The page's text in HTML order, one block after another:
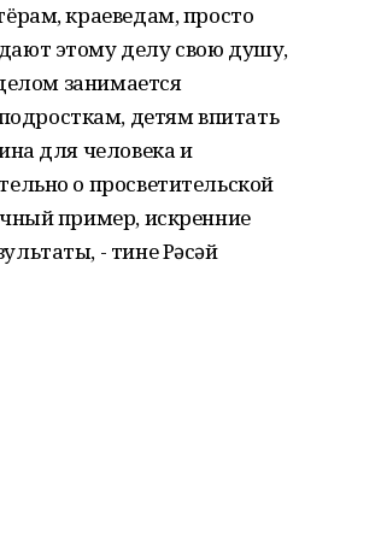
краеведам, просто
этому делу свою душу,
занимается
детям впитать
для человека и
о просветительской
пример, искренние
- тине Рәсәй